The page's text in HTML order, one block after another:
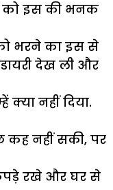
को इस की भनक
भरने का इस से
देख ली और
नहीं दिया.
कह नहीं सकी, पर
रखे और घर से